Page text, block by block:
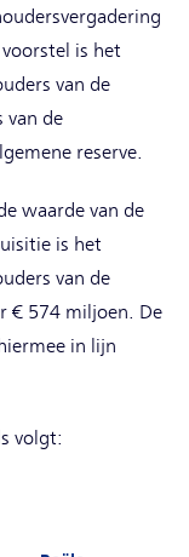
is het
van de
van de
reserve.
waarde van de
is het
van de
€ 574 miljoen. De
in lijn
volgt: